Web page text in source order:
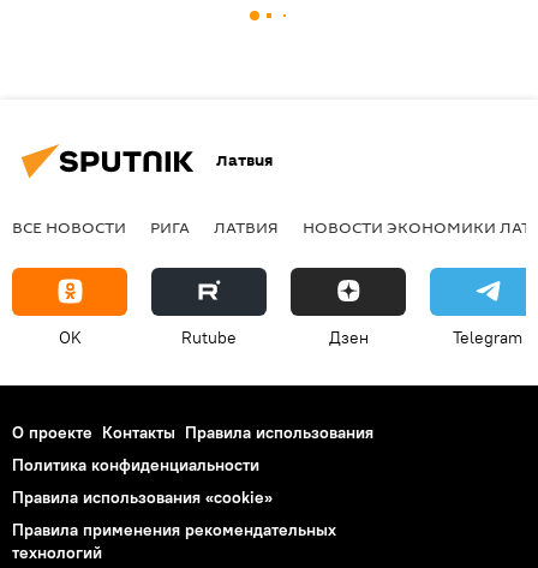
Латвия
ВСЕ НОВОСТИ РИГА ЛАТВИЯ НОВОСТИ ЭКОНОМИКИ
OK Rutube Дзен Telegram
О проекте Контакты Правила использования
Политика конфиденциальности
Правила использования «cookie»
Правила применения рекомендательных
технологий